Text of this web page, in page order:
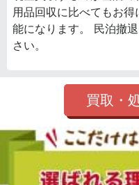
用品回収に比べてもお
能になります。 民泊撤
さい。
買取・